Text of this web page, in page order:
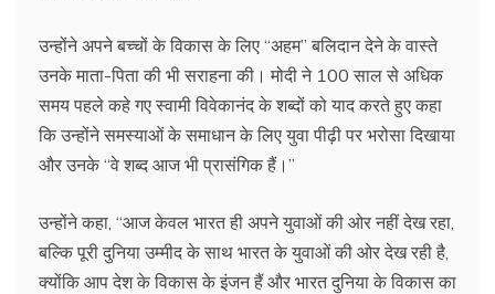
उन्होंने अपने बच्चों के विकास के लिए ‘‘अहम’’ बलिदान देने के वास्ते
उनके माता-पिता की भी सराहना की। मोदी ने 100 साल से अधिक
समय पहले कहे गए स्वामी विवेकानंद के शब्दों को याद करते हुए कहा
कि उन्होंने समस्याओं के समाधान के लिए युवा पीढ़ी पर भरोसा दिखाया
और उनके ‘‘वे शब्द आज भी प्रासंगिक हैं।’’
उन्होंने कहा, ‘‘आज केवल भारत ही अपने युवाओं की ओर नहीं देख रहा,
बल्कि पूरी दुनिया उम्मीद के साथ भारत के युवाओं की ओर देख रही है,
क्योंकि आप देश के विकास के इंजन हैं और भारत दुनिया के विकास का